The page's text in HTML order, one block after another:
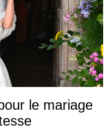
le mariage